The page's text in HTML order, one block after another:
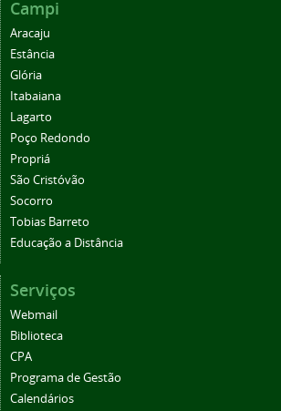
Campi
Aracaju
Estância
Glória
Itabaiana
Lagarto
Poço Redondo
Propriá
São Cristóvão
Socorro
Tobias Barreto
Educação a Distância
Serviços
Webmail
Biblioteca
CPA
Programa de Gestão
Calendários